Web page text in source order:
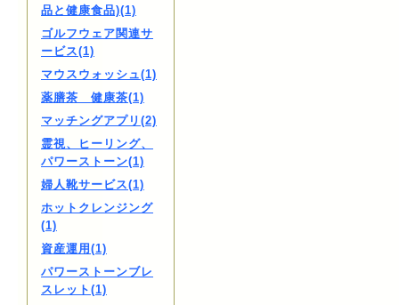
品と健康食品)(1)
ゴルフウェア関連サ
ービス(1)
マウスウォッシュ(1)
薬膳茶 健康茶(1)
マッチングアプリ(2)
霊視、ヒーリング、
パワーストーン(1)
婦人靴サービス(1)
ホットクレンジング
(1)
資産運用(1)
パワーストーンブレ
スレット(1)